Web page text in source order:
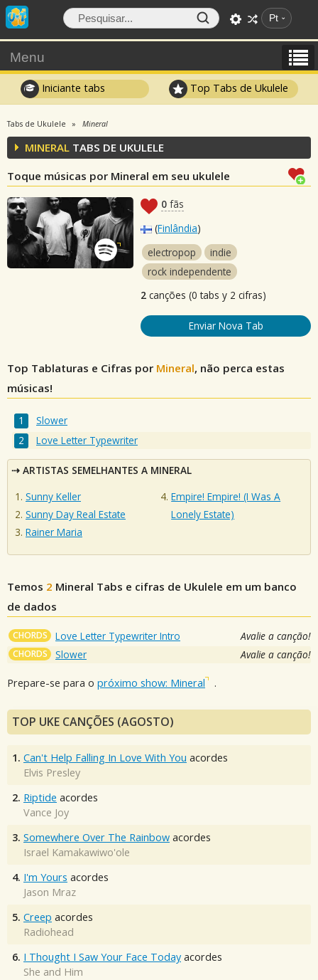
Pt
Menu
Iniciante tabs Top Tabs de Ukulele
Tabs de Ukulele Mineral
MINERAL TABS DE UKULELE
Toque músicas por Mineral em seu ukulele
0 fãs
(Finlândia)
electropop
indie
rock independente
2 canções (0 tabs y 2 cifras)
Enviar Nova Tab
Top Tablaturas e Cifras por Mineral, não perca estas
músicas!
Slower
Love Letter Typewriter
ARTISTAS SEMELHANTES A MINERAL
Sunny Keller
Sunny Day Real Estate
Rainer Maria
Empire! Empire! (I Was A
Lonely Estate)
Temos 2 Mineral Tabs e cifras de Ukulele em um banco
de dados
CHORDS Love Letter Typewriter Intro Avalie a canção!
CHORDS Slower Avalie a canção!
Prepare-se para o próximo show: Mineral .
TOP UKE CANÇÕES (AGOSTO)
1. Can't Help Falling In Love With You acordes
Elvis Presley
2. Riptide acordes
Vance Joy
3. Somewhere Over The Rainbow acordes
Israel Kamakawiwo'ole
4. I'm Yours acordes
Jason Mraz
5. Creep acordes
Radiohead
6. I Thought I Saw Your Face Today acordes
She and Him